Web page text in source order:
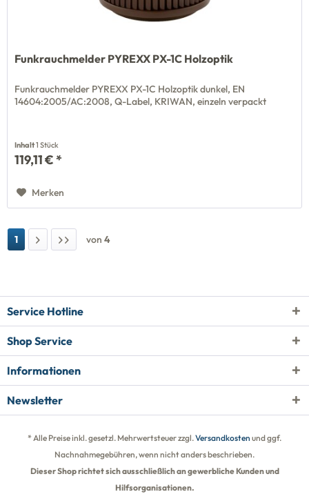
Funkrauchmelder PYREXX PX-1C Holzoptik
Funkrauchmelder PYREXX PX-1C Holzoptik dunkel, EN
14604:2005/AC:2008, Q-Label, KRIWAN, einzeln verpackt
Inhalt1 Stück
119,11 € *
Merken
1 von 4
Service Hotline
Shop Service
Informationen
Newsletter
* Alle Preise inkl. gesetzl. Mehrwertsteuer zzgl.Versandkosten und ggf.
Nachnahmegebühren, wenn nicht anders beschrieben.
Dieser Shop richtet sich ausschließlich an gewerbliche Kunden und
Hilfsorganisationen.